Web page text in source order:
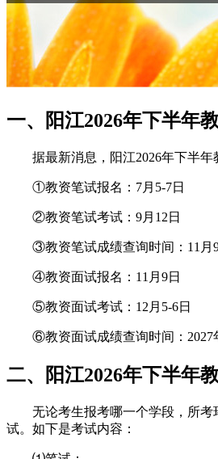
一、阳江2026年下半年
据最新消息，阳江2026年下半年
①教资笔试报名：7月5-7日
②教资笔试考试：9月12日
③教资笔试成绩查询时间：11月9
④教资面试报名：11月9日
⑤教资面试考试：12月5-6日
⑥教资面试成绩查询时间：2027
二、阳江2026年下半年
无论考生报考哪一个学段，所
试。如下是考试内容：